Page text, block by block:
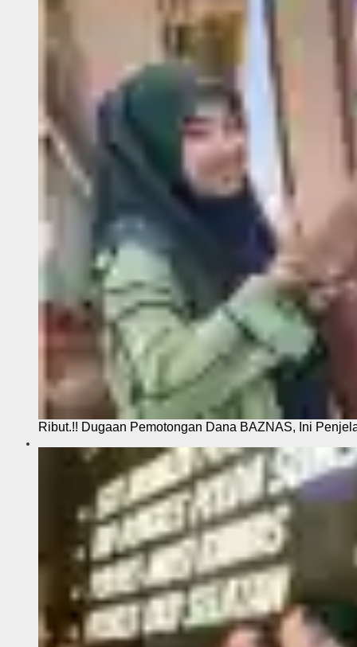
Ribut.!! Dugaan Pemotongan Dana BAZNAS, Ini